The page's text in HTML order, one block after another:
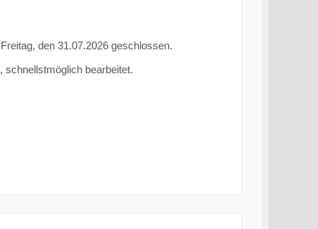
den 31.07.2026 geschlossen.
schnellstmöglich bearbeitet.